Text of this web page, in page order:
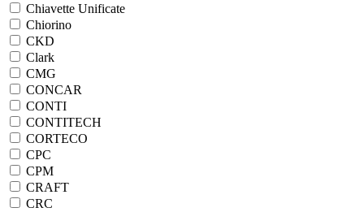
Chiavette Unificate
Chiorino
CKD
Clark
CMG
CONCAR
CONTI
CONTITECH
CORTECO
CPC
CPM
CRAFT
CRC